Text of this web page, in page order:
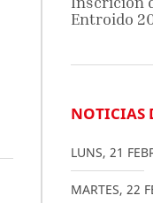
Entroido
NOTICIAS
LUNS, 21
MARTES, 22